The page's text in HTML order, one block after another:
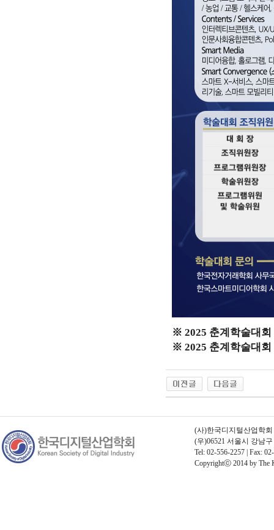
※ 2025 춘계학술대
※ 2025 춘계학술대
(사)한국디지털산업학회
(우)06521 서울시 강남
Tel: 02-556-2257 | Fax:
Copyrightⓒ 2014 by The